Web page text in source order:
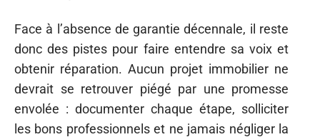
Face à l’absence de garantie décennale, il reste
donc des pistes pour faire entendre sa voix et
obtenir réparation. Aucun projet immobilier ne
devrait se retrouver piégé par une promesse
envolée : documenter chaque étape, solliciter
les bons professionnels et ne jamais négliger la